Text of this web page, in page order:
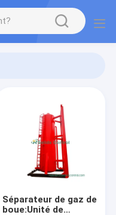
Séparateur de gaz de
boue:Unité de